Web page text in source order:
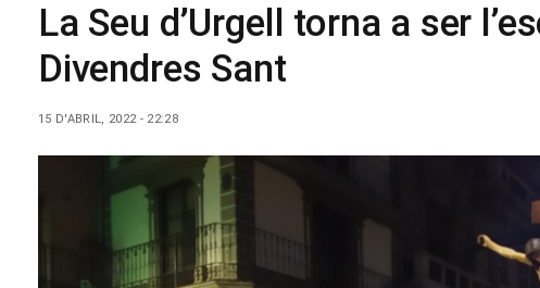
La Seu d’Urgell torna a ser
Divendres Sant
15 D'ABRIL, 2022 - 22:28